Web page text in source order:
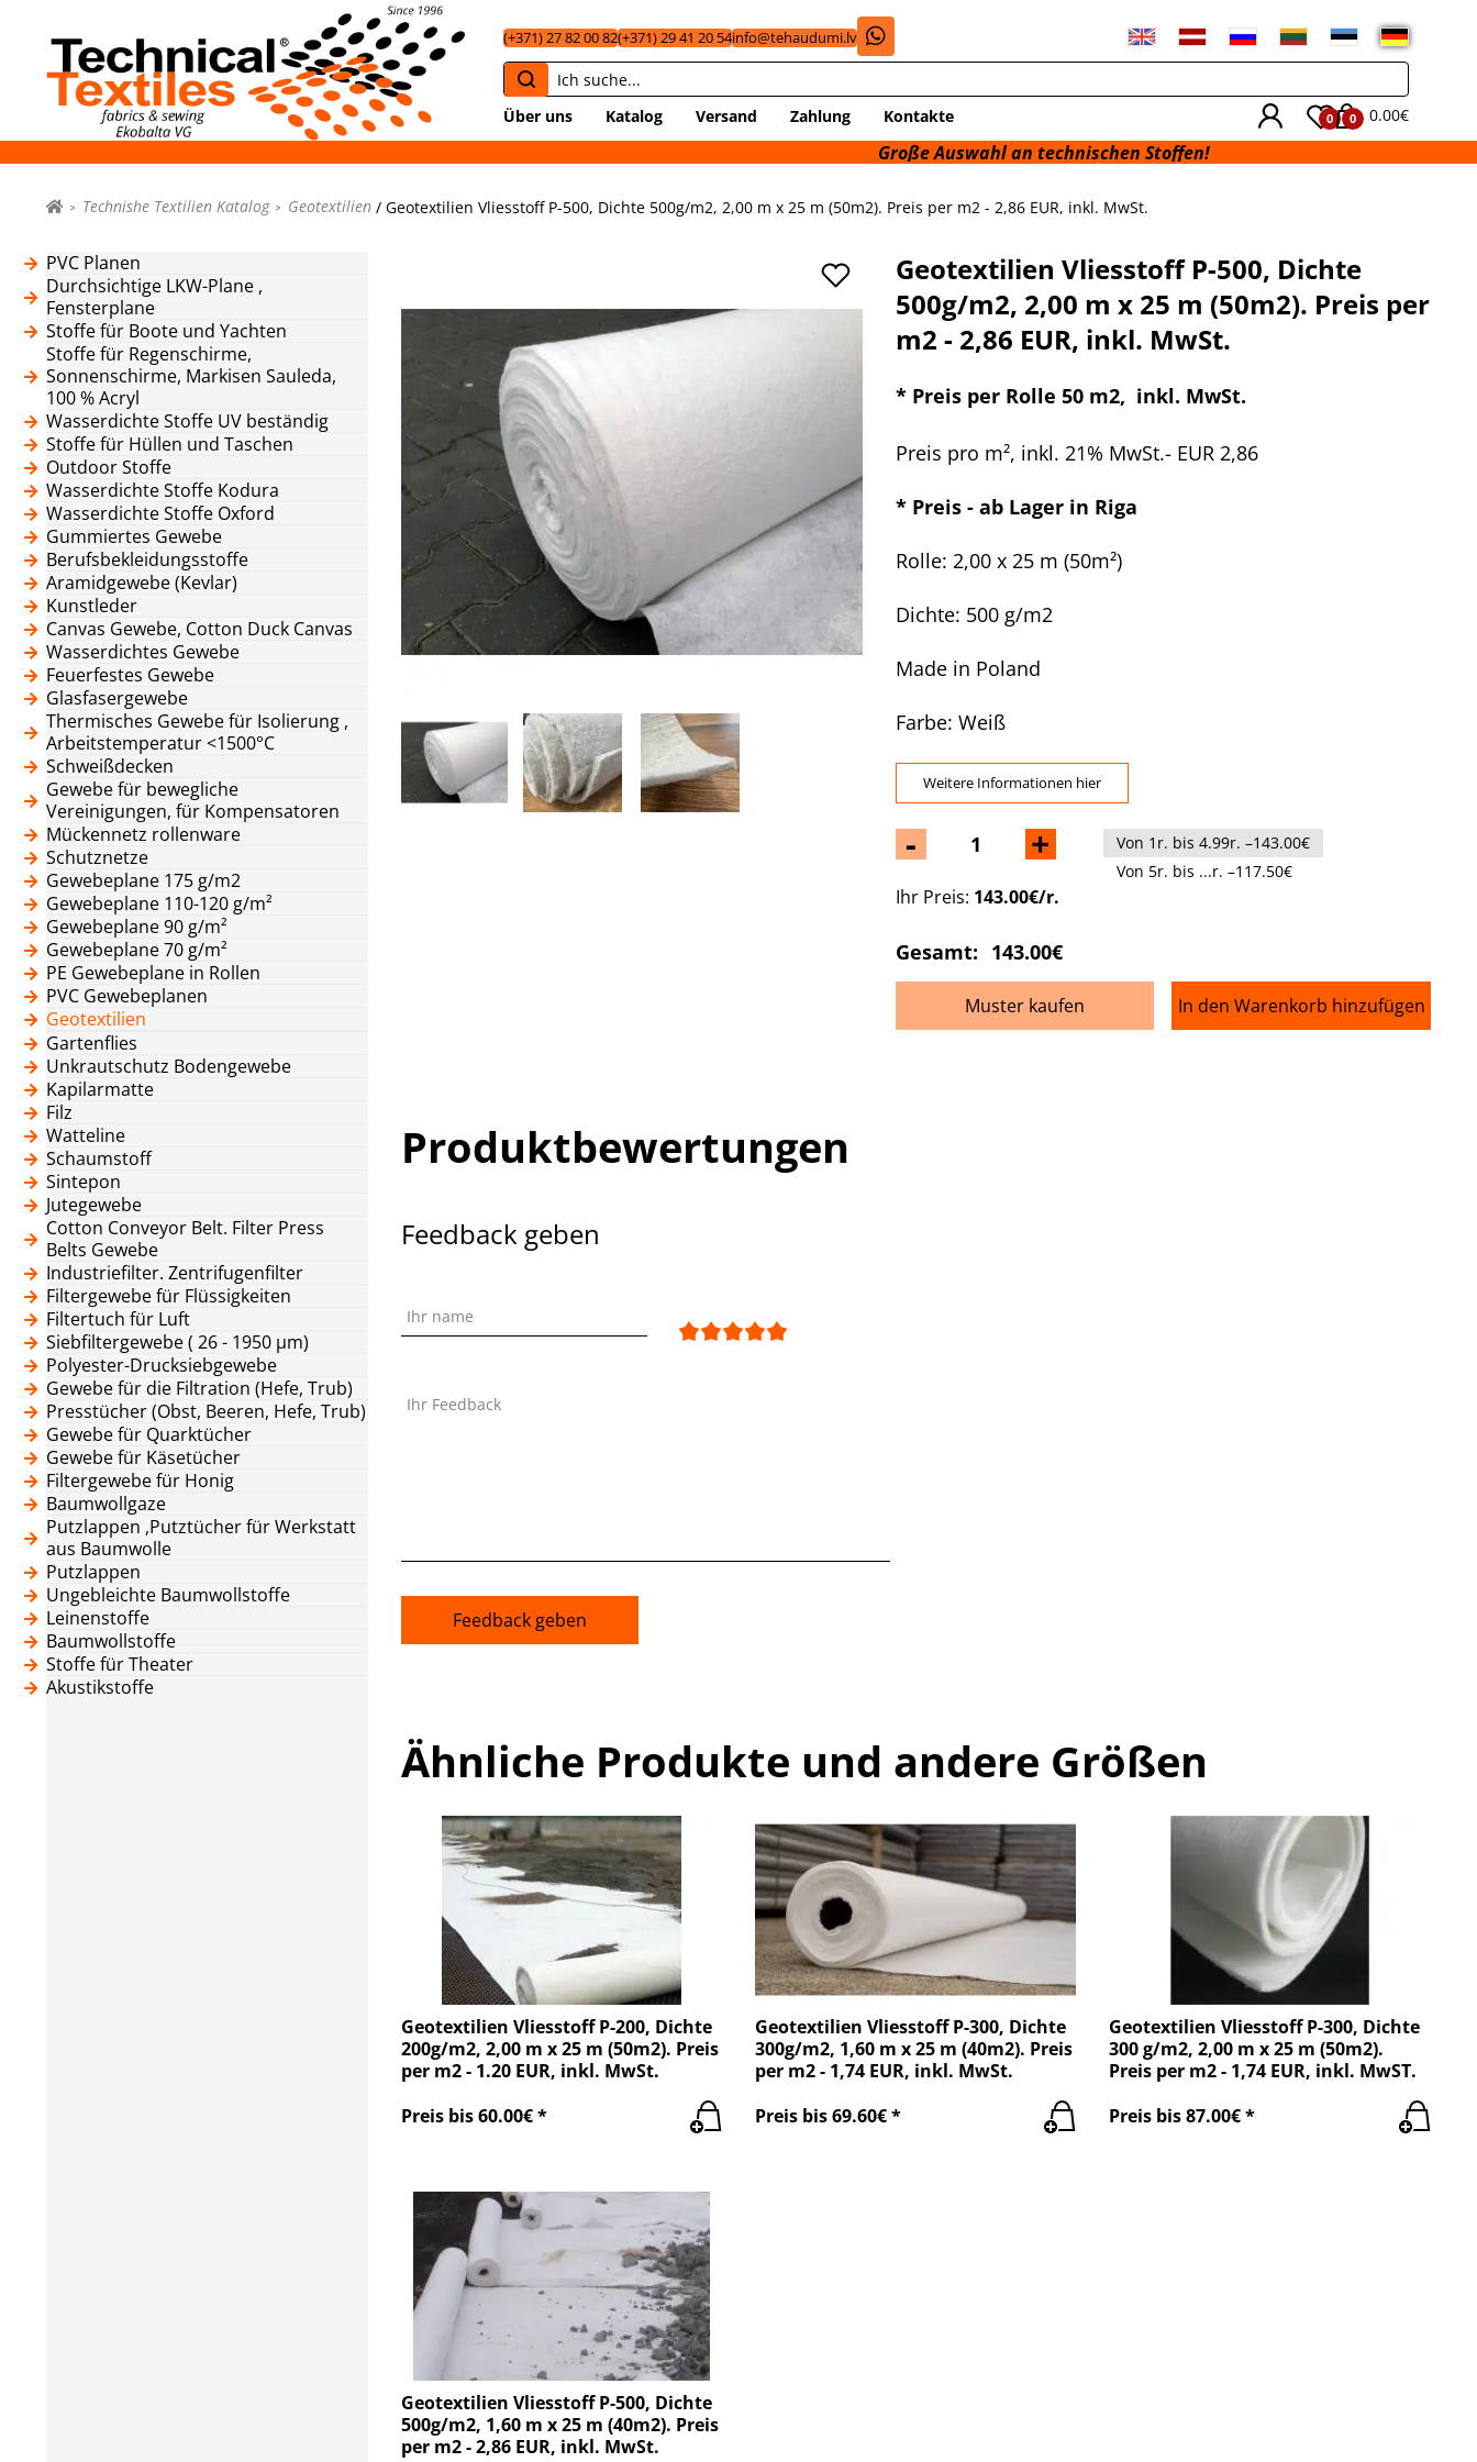
(+371) 27 82 00 82(+371) 29 41 20 54info@tehaudumi.lv
Über uns Katalog Versand Zahlung Kontakte 0 0 0.00€
Große Auswahl an technischen Stoffen!
Technishe Textilien Katalog Geotextilien / Geotextilien Vliesstoff P-500, Dichte 500g/m2, 2,00 m x 25 m (50m2). Preis per m2 - 2,86 EUR, inkl. MwSt.
PVC Planen
Durchsichtige LKW-Plane ,
Fensterplane
Stoffe für Boote und Yachten
Stoffe für Regenschirme,
Sonnenschirme, Markisen Sauleda,
100 % Acryl
Wasserdichte Stoffe UV beständig
Stoffe für Hüllen und Taschen
Outdoor Stoffe
Wasserdichte Stoffe Kodura
Wasserdichte Stoffe Oxford
Gummiertes Gewebe
Berufsbekleidungsstoffe
Aramidgewebe (Kevlar)
Kunstleder
Canvas Gewebe, Cotton Duck Canvas
Wasserdichtes Gewebe
Feuerfestes Gewebe
Glasfasergewebe
Thermisches Gewebe für Isolierung ,
Arbeitstemperatur <1500°C
Schweißdecken
Gewebe für bewegliche
Vereinigungen, für Kompensatoren
Mückennetz rollenware
Schutznetze
Gewebeplane 175 g/m2
Gewebeplane 110-120 g/m²
Gewebeplane 90 g/m²
Gewebeplane 70 g/m²
PE Gewebeplane in Rollen
PVC Gewebeplanen
Geotextilien
Gartenflies
Unkrautschutz Bodengewebe
Kapilarmatte
Filz
Watteline
Schaumstoff
Sintepon
Jutegewebe
Cotton Conveyor Belt. Filter Press
Belts Gewebe
Industriefilter. Zentrifugenfilter
Filtergewebe für Flüssigkeiten
Filtertuch für Luft
Siebfiltergewebe ( 26 - 1950 μm)
Polyester-Drucksiebgewebe
Gewebe für die Filtration (Hefe, Trub)
Presstücher (Obst, Beeren, Hefe, Trub)
Gewebe für Quarktücher
Gewebe für Käsetücher
Filtergewebe für Honig
Baumwollgaze
Putzlappen ,Putztücher für Werkstatt
aus Baumwolle
Putzlappen
Ungebleichte Baumwollstoffe
Leinenstoffe
Baumwollstoffe
Stoffe für Theater
Akustikstoffe
Geotextilien Vliesstoff P-500, Dichte
500g/m2, 2,00 m x 25 m (50m2). Preis per
m2 - 2,86 EUR, inkl. MwSt.
* Preis per Rolle 50 m2, inkl. MwSt.
Preis pro m², inkl. 21% MwSt.- EUR 2,86
* Preis - ab Lager in Riga
Rolle: 2,00 x 25 m (50m²)
Dichte: 500 g/m2
Made in Poland
Farbe: Weiß
Weitere Informationen hier
- +
Ihr Preis: 143.00€/r.
Von 1r. bis 4.99r. –143.00€
Von 5r. bis ...r. –117.50€
Gesamt: 143.00€
Muster kaufen In den Warenkorb hinzufügen
Produktbewertungen
Feedback geben
Ihr name
Ihr Feedback
Feedback geben
Ähnliche Produkte und andere Größen
Geotextilien Vliesstoff P-200, Dichte
200g/m2, 2,00 m x 25 m (50m2). Preis
per m2 - 1.20 EUR, inkl. MwSt.
Preis bis 60.00€ *
Geotextilien Vliesstoff P-300, Dichte
300g/m2, 1,60 m x 25 m (40m2). Preis
per m2 - 1,74 EUR, inkl. MwSt.
Preis bis 69.60€ *
Geotextilien Vliesstoff P-300, Dichte
300 g/m2, 2,00 m x 25 m (50m2).
Preis per m2 - 1,74 EUR, inkl. MwST.
Preis bis 87.00€ *
Geotextilien Vliesstoff P-500, Dichte
500g/m2, 1,60 m x 25 m (40m2). Preis
per m2 - 2,86 EUR, inkl. MwSt.